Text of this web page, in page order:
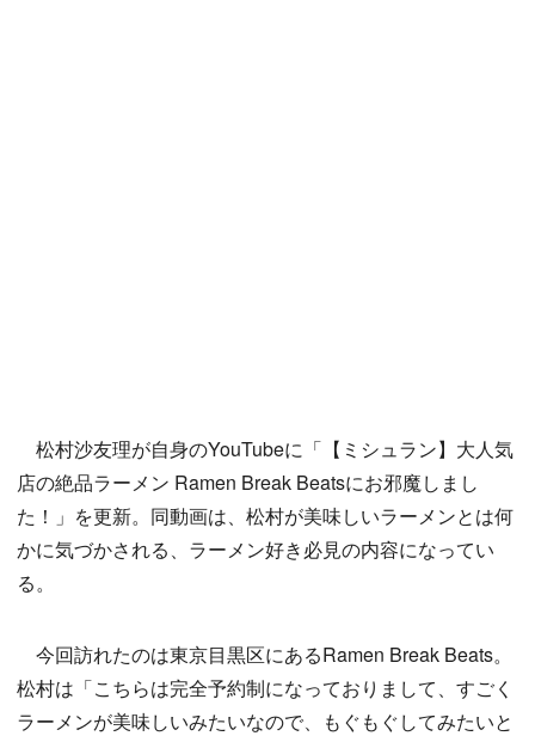
松村沙友理が自身のYouTubeに「【ミシュラン】大人気
店の絶品ラーメン Ramen Break Beatsにお邪魔しまし
た！」を更新。同動画は、松村が美味しいラーメンとは何
かに気づかされる、ラーメン好き必見の内容になってい
る。
今回訪れたのは東京目黒区にあるRamen Break Beats。
松村は「こちらは完全予約制になっておりまして、すごく
ラーメンが美味しいみたいなので、もぐもぐしてみたいと